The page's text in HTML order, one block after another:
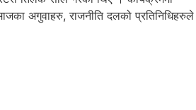
अगुवाहरु, राजनीति दलको प्रतिनिधिहरुले